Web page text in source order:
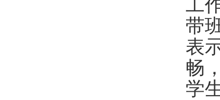
工
带
表
畅
学